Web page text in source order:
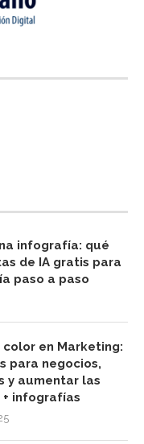
infografía: qué
de IA gratis para
paso a paso
en Marketing:
para negocios,
y aumentar las
+ infografías